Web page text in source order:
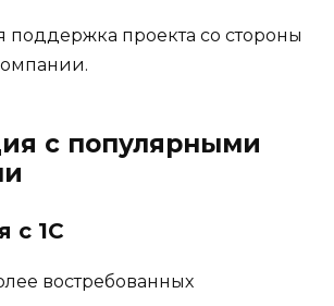
поддержка проекта со стороны
с популярными
с 1С
востребованных